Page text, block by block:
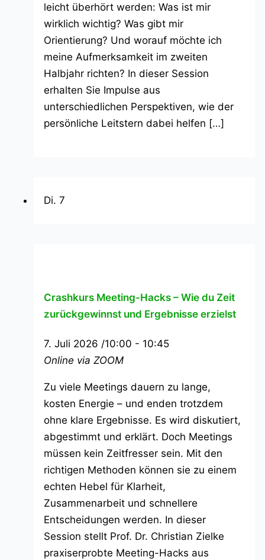
leicht überhört werden: Was ist mir
wirklich wichtig? Was gibt mir
Orientierung? Und worauf möchte ich
meine Aufmerksamkeit im zweiten
Halbjahr richten? In dieser Session
erhalten Sie Impulse aus
unterschiedlichen Perspektiven, wie der
persönliche Leitstern dabei helfen […]
Di.7
Crashkurs Meeting-Hacks – Wie du Zeit
zurückgewinnst und Ergebnisse erzielst
7. Juli 2026 /10:00 - 10:45
Online via ZOOM
Zu viele Meetings dauern zu lange,
kosten Energie – und enden trotzdem
ohne klare Ergebnisse. Es wird diskutiert,
abgestimmt und erklärt. Doch Meetings
müssen kein Zeitfresser sein. Mit den
richtigen Methoden können sie zu einem
echten Hebel für Klarheit,
Zusammenarbeit und schnellere
Entscheidungen werden. In dieser
Session stellt Prof. Dr. Christian Zielke
praxiserprobte Meeting-Hacks aus